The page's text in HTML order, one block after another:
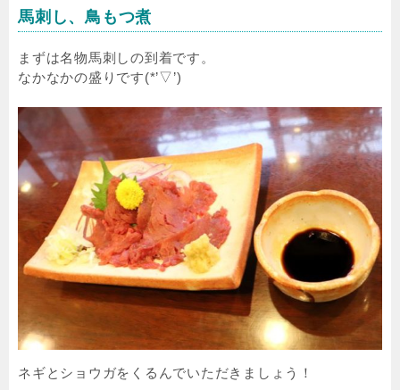
馬刺し、鳥もつ煮
まずは名物馬刺しの到着です。
なかなかの盛りです(*’▽’)
ネギとショウガをくるんでいただきましょう！